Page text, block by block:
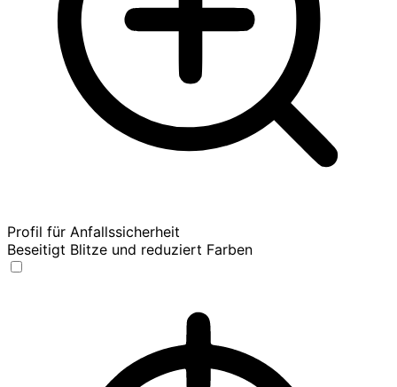
Profil für Anfallssicherheit
Beseitigt Blitze und reduziert Farben